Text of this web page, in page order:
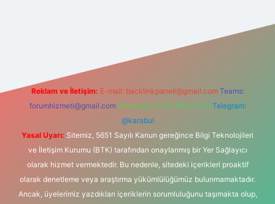
Reklam ve İletişim: E-mail: backlinkpaneli@gmail.com Teams:
forumhizmeti@gmail.com Whatsapp: 0262 606 0 726 Telegram:
@karabul
Yasal Uyarı: Sitemiz, 5651 Sayılı Kanun gereğince Bilgi Teknolojileri
ve İletişim Kurumu (BTK) tarafından onaylanmış bir Yer Sağlayıcı
olarak hizmet vermektedir. Bu nedenle, sitedeki içerikleri proaktif
olarak denetleme veya araştırma yükümlülüğümüz bulunmamaktadır.
Ancak, üyelerimiz yazdıkları içeriklerin sorumluluğunu taşımakta olup,